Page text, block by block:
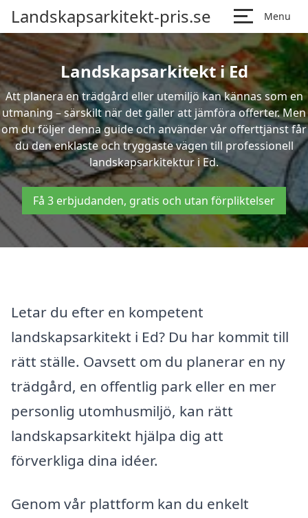
Landskapsarkitekt-pris.se Menu
Landskapsarkitekt i Ed
Att planera en trädgård eller utemiljö kan kännas som en
utmaning – särskilt när det gäller att jämföra offerter. Men
om du följer denna guide och använder vår offerttjänst får
du den enklaste och tryggaste vägen till professionell
landskapsarkitektur i Ed.
Få 3 erbjudanden, gratis och utan förpliktelser
Letar du efter en kompetent
landskapsarkitekt i Ed? Du har kommit till
rätt ställe. Oavsett om du planerar en ny
trädgård, en offentlig park eller en mer
personlig utomhusmiljö, kan rätt
landskapsarkitekt hjälpa dig att
förverkliga dina idéer.
Genom vår plattform kan du enkelt